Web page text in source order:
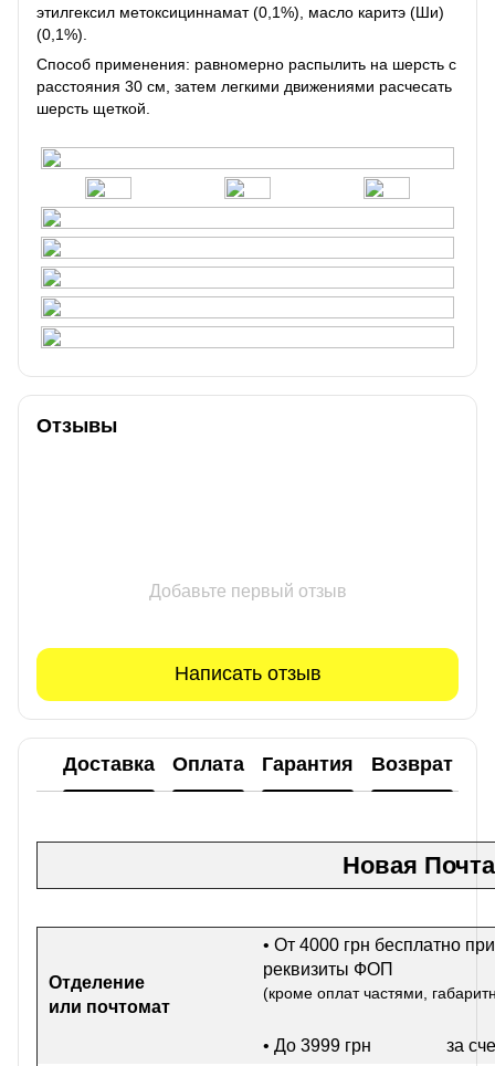
этилгексил метоксициннамат (0,1%), масло каритэ (Ши)
(0,1%).
Способ применения: равномерно распылить на шерсть с
расстояния 30 см, затем легкими движениями расчесать
шерсть щеткой.
Отзывы
Добавьте первый отзыв
Написать отзыв
Доставка Оплата Гарантия Возврат
Новая Почта
Отделение
или почтомат
• От 4000 грн бесплатно
реквизиты ФОП
(кроме оплат частями,
• До 3999 грн за